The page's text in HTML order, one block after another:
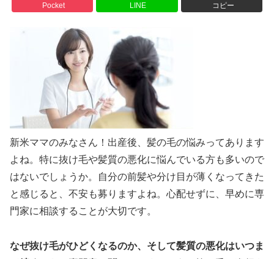
Pocket LINE コピー
新米ママのみなさん！出産後、髪の毛の悩みってあります
よね。特に抜け毛や髪質の悪化に悩んでいる方も多いので
はないでしょうか。自分の前髪や分け目が薄くなってきた
と感じると、不安も募りますよね。心配せずに、早めに専
門家に相談することが大切です。
なぜ抜け毛がひどくなるのか、そして髪質の悪化はいつま